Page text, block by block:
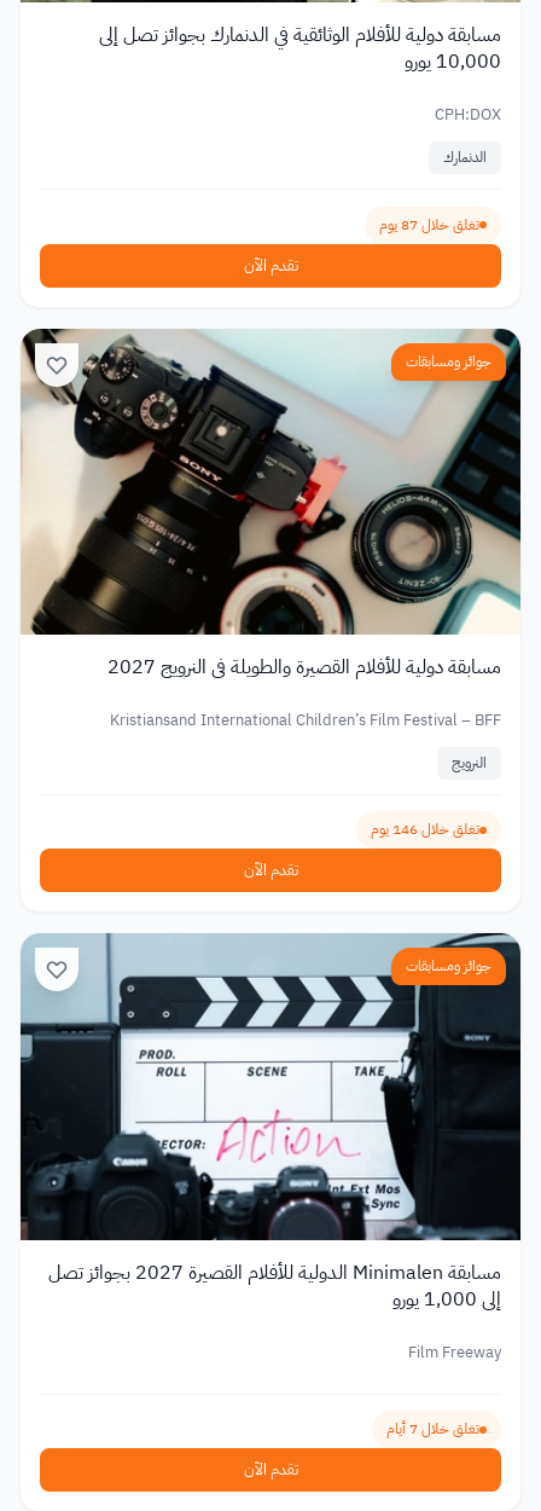
مسابقة دولية للأفلام الوثائقية في الدنمارك بجوائز تصل إلى
10,000 يورو
CPH:DOX
الدنمارك
تغلق خلال 87 يوم
تقدم الآن
جوائز ومسابقات
مسابقة دولية للأفلام القصيرة والطويلة في النرويج 2027
Kristiansand International Children’s Film Festival – BFF
النرويج
تغلق خلال 146 يوم
تقدم الآن
جوائز ومسابقات
مسابقة Minimalen الدولية للأفلام القصيرة 2027 بجوائز تصل
إلى 1,000 يورو
Film Freeway
تغلق خلال 7 أيام
تقدم الآن